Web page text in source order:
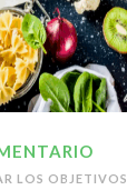
LOS OBJETIVOS